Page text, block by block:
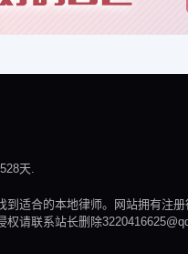
天.
适合的本地律师。网站拥有注册
请联系站长删除